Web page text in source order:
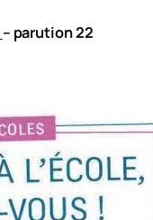
– parution 22